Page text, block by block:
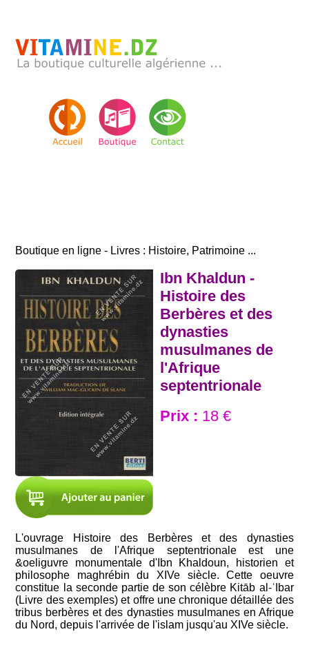
Boutique en ligne - Livres : Histoire, Patrimoine ...
Ibn Khaldun -
Histoire des
Berbères et des
dynasties
musulmanes de
l'Afrique
septentrionale
Prix : 18 €
L'ouvrage Histoire des Berbères et des dynasties
musulmanes de l'Afrique septentrionale est une
&oeliguvre monumentale d'Ibn Khaldoun, historien et
philosophe maghrébin du XIVe siècle. Cette oeuvre
constitue la seconde partie de son célèbre Kitāb al-ʿIbar
(Livre des exemples) et offre une chronique détaillée des
tribus berbères et des dynasties musulmanes en Afrique
du Nord, depuis l'arrivée de l'islam jusqu'au XIVe siècle.